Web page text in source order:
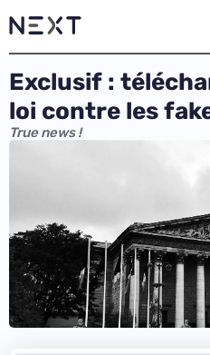
Exclusif :
loi contre les
True news !